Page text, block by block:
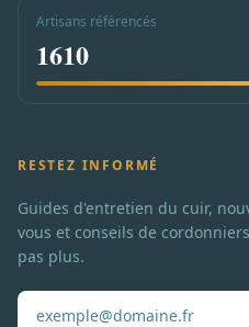
Artisans référencés
1610
RESTEZ INFORMÉ
Guides d'entretien du cuir,
vous et conseils de
pas plus.